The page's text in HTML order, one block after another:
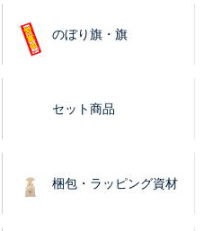
のぼり旗・旗
セット商品
梱包・ラッピング資材